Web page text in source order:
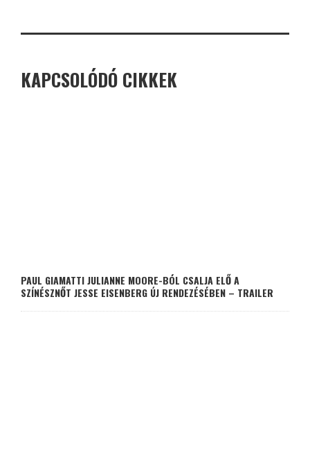
KAPCSOLÓDÓ CIKKEK
PAUL GIAMATTI JULIANNE MOORE-BÓL CSALJA ELŐ A
SZÍNÉSZNŐT JESSE EISENBERG ÚJ RENDEZÉSÉBEN – TRAILER